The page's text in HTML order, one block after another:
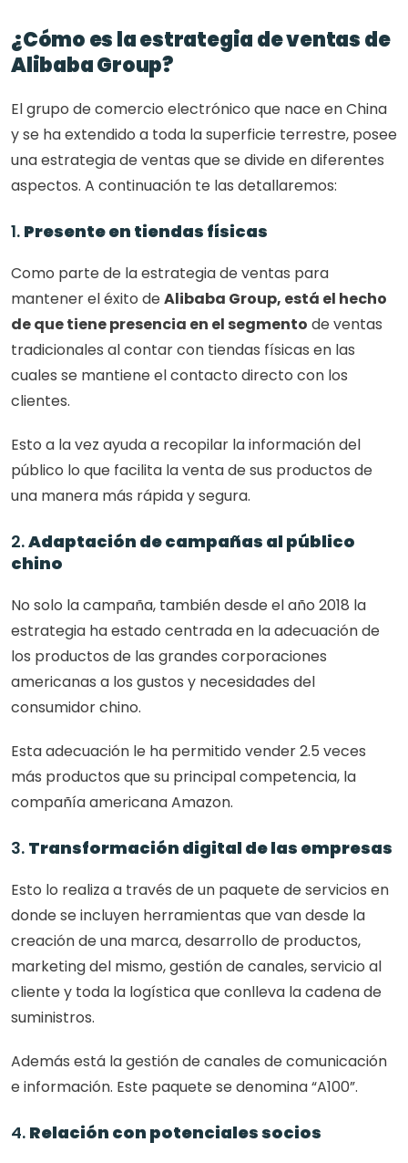
¿Cómo es la estrategia de ventas de
Alibaba Group?
El grupo de comercio electrónico que nace en China
y se ha extendido a toda la superficie terrestre, posee
una estrategia de ventas que se divide en diferentes
aspectos. A continuación te las detallaremos:
1. Presente en tiendas físicas
Como parte de la estrategia de ventas para
mantener el éxito de Alibaba Group, está el hecho
de que tiene presencia en el segmento de ventas
tradicionales al contar con tiendas físicas en las
cuales se mantiene el contacto directo con los
clientes.
Esto a la vez ayuda a recopilar la información del
público lo que facilita la venta de sus productos de
una manera más rápida y segura.
2. Adaptación de campañas al público
chino
No solo la campaña, también desde el año 2018 la
estrategia ha estado centrada en la adecuación de
los productos de las grandes corporaciones
americanas a los gustos y necesidades del
consumidor chino.
Esta adecuación le ha permitido vender 2.5 veces
más productos que su principal competencia, la
compañía americana Amazon.
3. Transformación digital de las empresas
Esto lo realiza a través de un paquete de servicios en
donde se incluyen herramientas que van desde la
creación de una marca, desarrollo de productos,
marketing del mismo, gestión de canales, servicio al
cliente y toda la logística que conlleva la cadena de
suministros.
Además está la gestión de canales de comunicación
e información. Este paquete se denomina “A100”.
4. Relación con potenciales socios